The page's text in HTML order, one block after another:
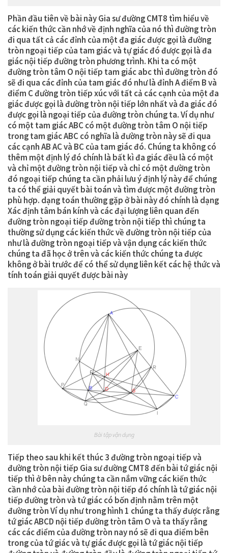
Phần đầu tiên về bài này Gia sư đường CMT8 tìm hiểu về
các kiến thức cần nhớ về định nghĩa của nó thì đường tròn
đi qua tất cả các đỉnh của một đa giác được gọi là đường
tròn ngoại tiếp của tam giác và tự giác đó được gọi là đa
giác nội tiếp đường tròn phương trình. Khi ta có một
đường tròn tâm O nội tiếp tam giác abc thì đường tròn đó
sẽ đi qua các đỉnh của tam giác đó như là đỉnh A điểm B và
điểm C đường tròn tiếp xúc với tất cả các cạnh của một đa
giác được gọi là đường tròn nội tiếp lớn nhất và đa giác đó
được gọi là ngoại tiếp của đường tròn chúng ta. Ví dụ như
có một tam giác ABC có một đường tròn tâm O nội tiếp
trong tam giác ABC có nghĩa là đường tròn này sẽ đi qua
các cạnh AB AC và BC của tam giác đó. Chúng ta không có
thêm một định lý đó chính là bất kì đa giác đều là có một
và chỉ một đường tròn nội tiếp và chỉ có một đường tròn
đó ngoại tiếp chúng ta cần phải lưu ý định lý này để chúng
ta có thể giải quyết bài toán và tìm được một đường tròn
phù hợp. dạng toán thường gặp ở bài này đó chính là dạng
Xác định tâm bán kính và các đại lượng liên quan đến
đường tròn ngoại tiếp đường tròn nội tiếp thì chúng ta
thường sử dụng các kiến thức về đường tròn nội tiếp của
như là đường tròn ngoại tiếp và vận dụng các kiến thức
chúng ta đã học ở trên và các kiến thức chúng ta được
không ở bài trước để có thể sử dụng liên kết các hệ thức và
tính toán giải quyết được bài này
Bài tập vận dụng
Tiếp theo sau khi kết thúc 3 đường tròn ngoại tiếp và
đường tròn nội tiếp Gia sư đường CMT8 đến bài tứ giác nội
tiếp thì ở bên này chúng ta cần nắm vững các kiến thức
cần nhớ của bài đường tròn nội tiếp đó chính là tứ giác nội
tiếp đường tròn và tứ giác có bốn định nằm trên một
đường tròn Ví dụ như trong hình 1 chúng ta thấy được rằng
tứ giác ABCD nội tiếp đường tròn tâm O và ta thấy rằng
các các điểm của đường tròn nay nó sẽ đi qua điểm bên
trong của tứ giác và tự giác được gọi là tứ giác nội tiếp